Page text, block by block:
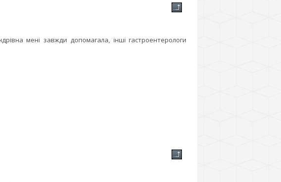
мені завжди допомагала, інші гастроентерологи